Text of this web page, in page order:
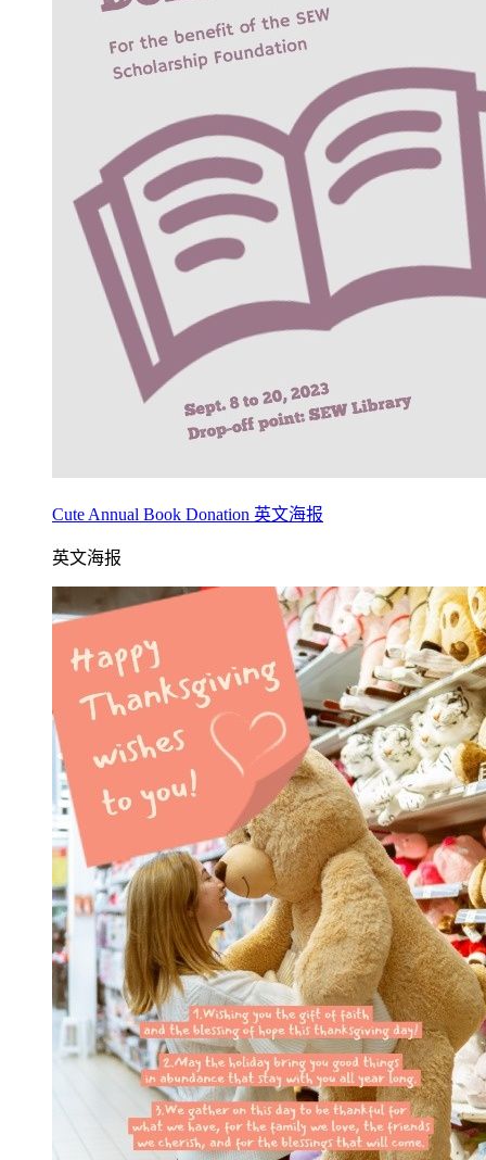
Cute Annual Book Donation 英文海报
英文海报